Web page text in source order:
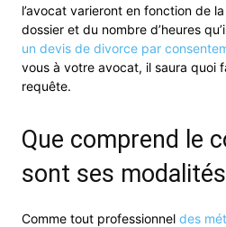
l’avocat varieront en fonction de
dossier et du nombre d’heures
un devis de divorce par
vous à votre avocat, il saura quoi
requête.
Que comprend le
sont ses
Comme tout professionnel des